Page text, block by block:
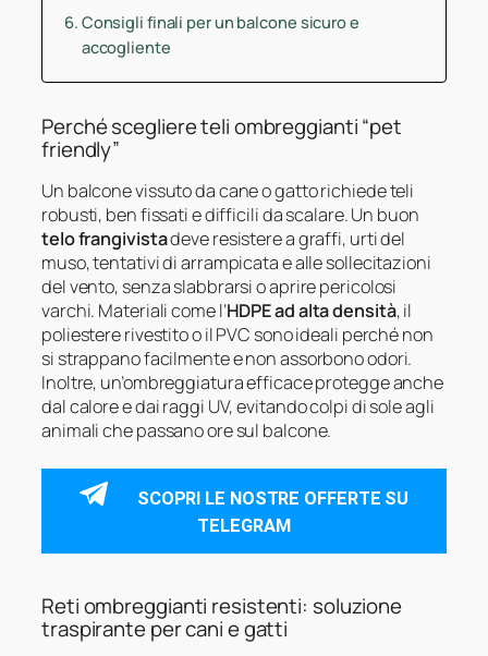
Consigli finali per un balcone sicuro e
accogliente
Perché scegliere teli ombreggianti “pet
friendly”
Un balcone vissuto da cane o gatto richiede teli
robusti, ben fissati e difficili da scalare. Un buon
telo frangivistadeve resistere a graffi, urti del
muso, tentativi di arrampicata e alle sollecitazioni
del vento, senza slabbrarsi o aprire pericolosi
varchi. Materiali come l’HDPE ad alta densità, il
poliestere rivestito o il PVC sono ideali perché non
si strappano facilmente e non assorbono odori.
Inoltre, un’ombreggiatura efficace protegge anche
dal calore e dai raggi UV, evitando colpi di sole agli
animali che passano ore sul balcone.
SCOPRI LE NOSTRE OFFERTE SU
TELEGRAM
Reti ombreggianti resistenti: soluzione
traspirante per cani e gatti